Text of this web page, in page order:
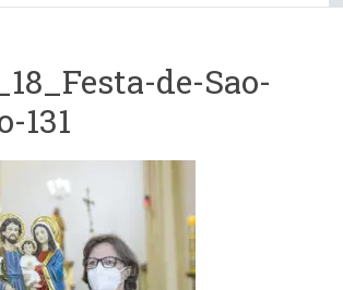
de-Sao-
131